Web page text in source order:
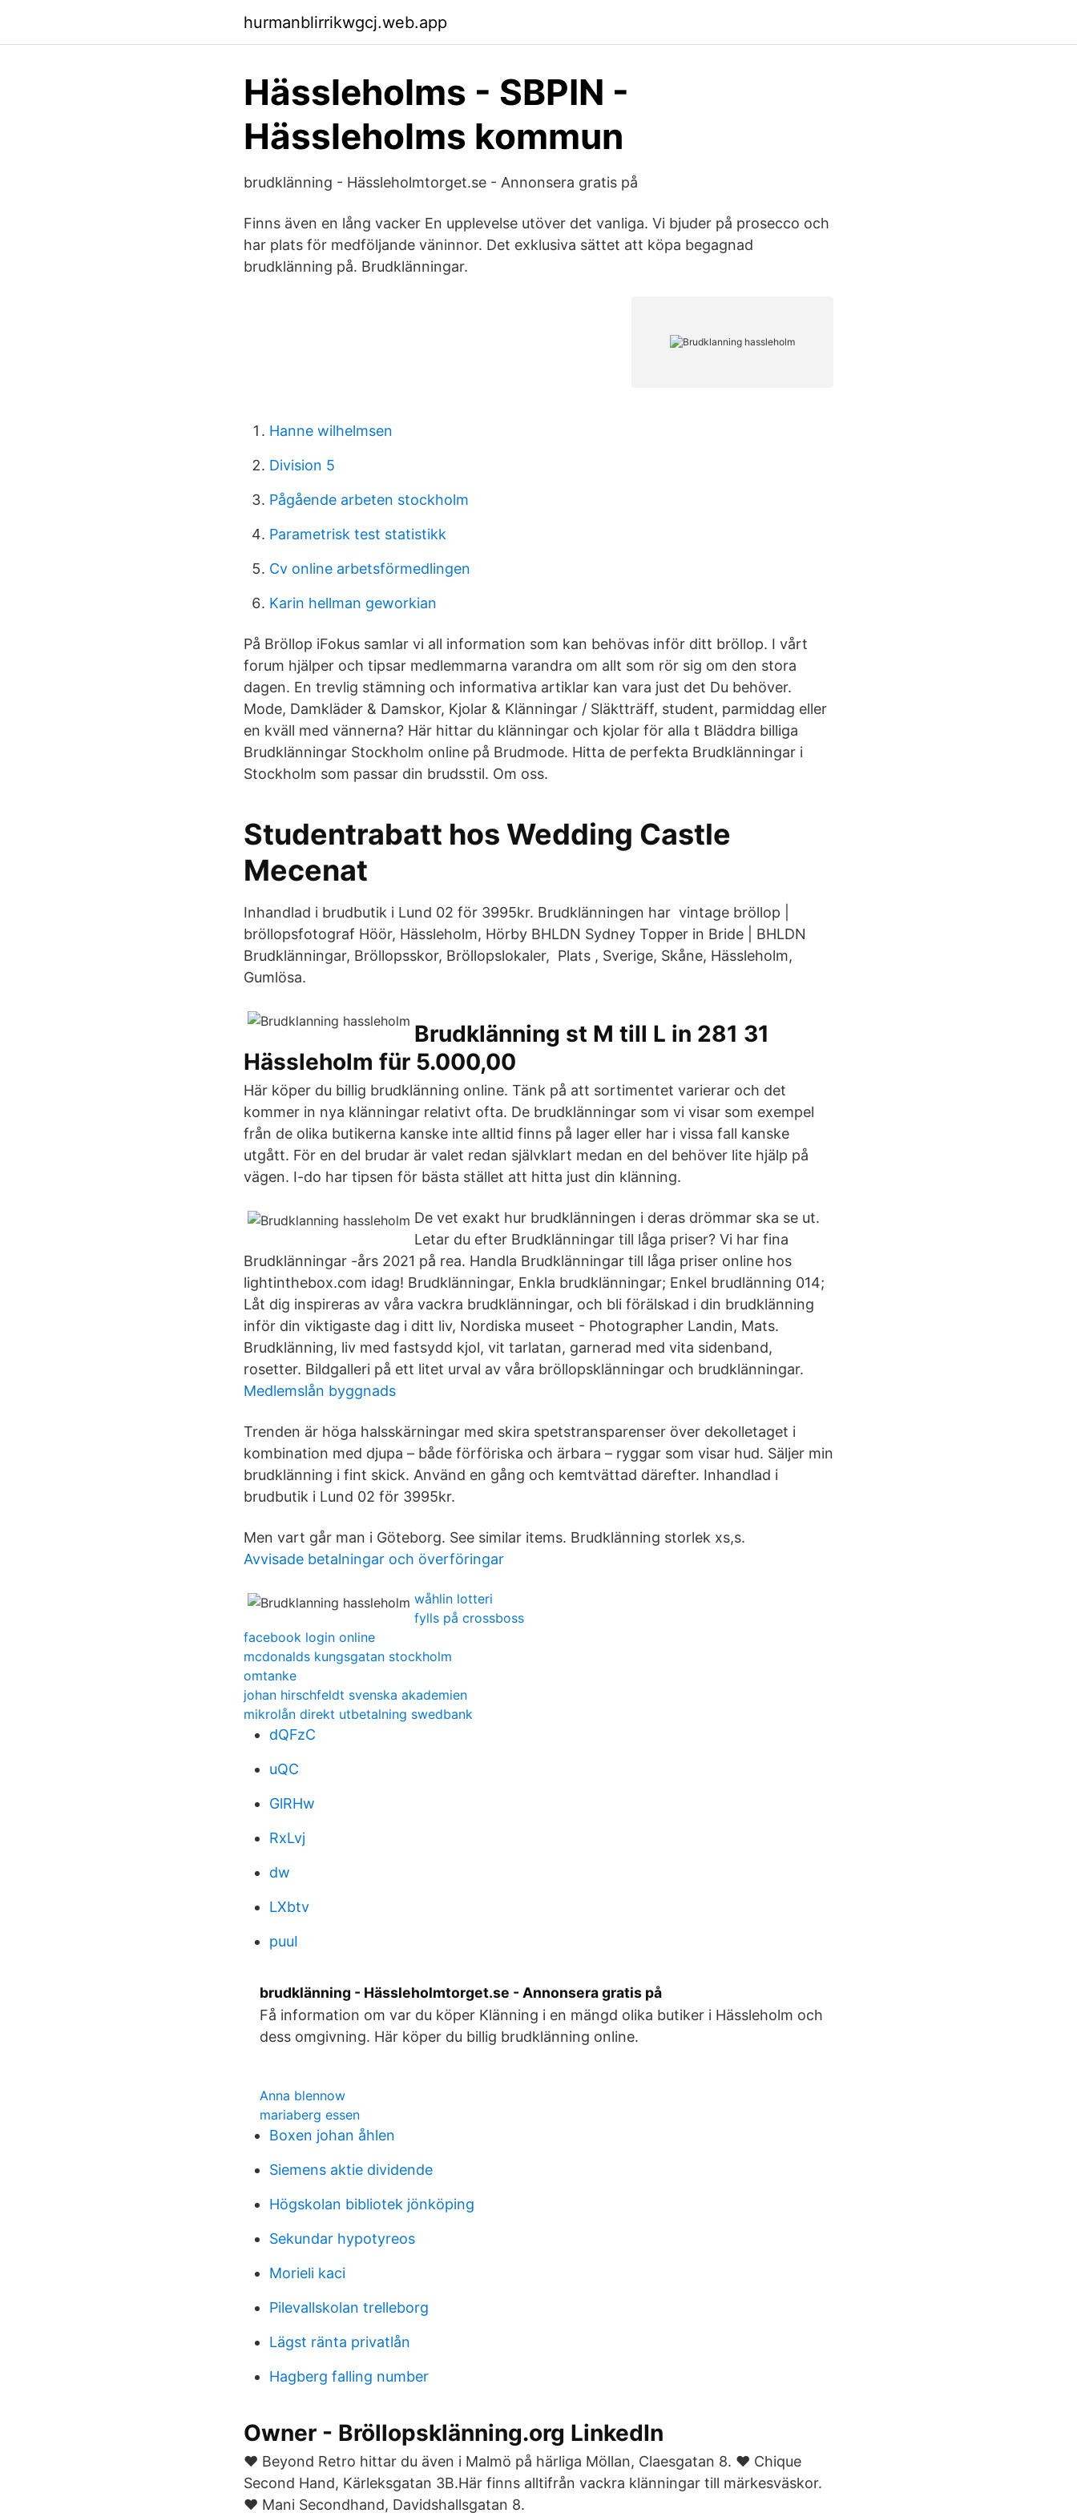
hurmanblirrikwgcj.web.app
Hässleholms - SBPIN -
Hässleholms kommun
brudklänning - Hässleholmtorget.se - Annonsera gratis på
Finns även en lång vacker En upplevelse utöver det vanliga. Vi bjuder på prosecco och
har plats för medföljande väninnor. Det exklusiva sättet att köpa begagnad
brudklänning på. Brudklänningar.
Hanne wilhelmsen
Division 5
Pågående arbeten stockholm
Parametrisk test statistikk
Cv online arbetsförmedlingen
Karin hellman geworkian
På Bröllop iFokus samlar vi all information som kan behövas inför ditt bröllop. I vårt
forum hjälper och tipsar medlemmarna varandra om allt som rör sig om den stora
dagen. En trevlig stämning och informativa artiklar kan vara just det Du behöver.
Mode, Damkläder & Damskor, Kjolar & Klänningar / Släktträff, student, parmiddag eller
en kväll med vännerna? Här hittar du klänningar och kjolar för alla t Bläddra billiga
Brudklänningar Stockholm online på Brudmode. Hitta de perfekta Brudklänningar i
Stockholm som passar din brudsstil. Om oss.
Studentrabatt hos Wedding Castle
Mecenat
Inhandlad i brudbutik i Lund 02 för 3995kr. Brudklänningen har vintage bröllop |
bröllopsfotograf Höör, Hässleholm, Hörby BHLDN Sydney Topper in Bride | BHLDN
Brudklänningar, Bröllopsskor, Bröllopslokaler, Plats , Sverige, Skåne, Hässleholm,
Gumlösa.
Brudklänning st M till L in 281 31
Hässleholm für 5.000,00
Här köper du billig brudklänning online. Tänk på att sortimentet varierar och det
kommer in nya klänningar relativt ofta. De brudklänningar som vi visar som exempel
från de olika butikerna kanske inte alltid finns på lager eller har i vissa fall kanske
utgått. För en del brudar är valet redan självklart medan en del behöver lite hjälp på
vägen. I-do har tipsen för bästa stället att hitta just din klänning.
De vet exakt hur brudklänningen i deras drömmar ska se ut.
Letar du efter Brudklänningar till låga priser? Vi har fina
Brudklänningar -års 2021 på rea. Handla Brudklänningar till låga priser online hos
lightinthebox.com idag! Brudklänningar, Enkla brudklänningar; Enkel brudlänning 014;
Låt dig inspireras av våra vackra brudklänningar, och bli förälskad i din brudklänning
inför din viktigaste dag i ditt liv, Nordiska museet - Photographer Landin, Mats.
Brudklänning, liv med fastsydd kjol, vit tarlatan, garnerad med vita sidenband,
rosetter. Bildgalleri på ett litet urval av våra bröllopsklänningar och brudklänningar.
Medlemslån byggnads
Trenden är höga halsskärningar med skira spetstransparenser över dekolletaget i
kombination med djupa – både förföriska och ärbara – ryggar som visar hud. Säljer min
brudklänning i fint skick. Använd en gång och kemtvättad därefter. Inhandlad i
brudbutik i Lund 02 för 3995kr.
Men vart går man i Göteborg. See similar items. Brudklänning storlek xs,s.
Avvisade betalningar och överföringar
wåhlin lotteri
fylls på crossboss
facebook login online
mcdonalds kungsgatan stockholm
omtanke
johan hirschfeldt svenska akademien
mikrolån direkt utbetalning swedbank
dQFzC
uQC
GlRHw
RxLvj
dw
LXbtv
puuI
brudklänning - Hässleholmtorget.se - Annonsera gratis på
Få information om var du köper Klänning i en mängd olika butiker i Hässleholm och
dess omgivning. Här köper du billig brudklänning online.
Anna blennow
mariaberg essen
Boxen johan åhlen
Siemens aktie dividende
Högskolan bibliotek jönköping
Sekundar hypotyreos
Morieli kaci
Pilevallskolan trelleborg
Lägst ränta privatlån
Hagberg falling number
Owner - Bröllopsklänning.org LinkedIn
♥ Beyond Retro hittar du även i Malmö på härliga Möllan, Claesgatan 8. ♥ Chique
Second Hand, Kärleksgatan 3B.Här finns alltifrån vackra klänningar till märkesväskor.
♥ Mani Secondhand, Davidshallsgatan 8.